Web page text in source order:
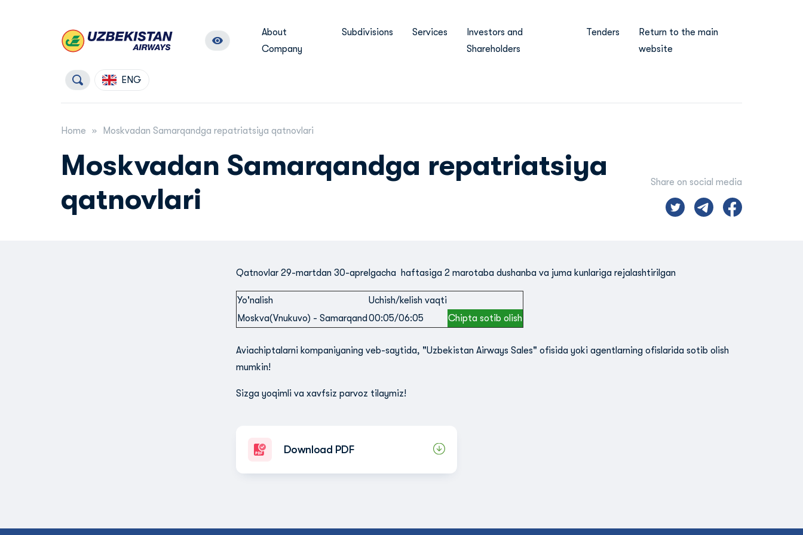
About
Company
Subdivisions Services
Investors and
Shareholders
Tenders
Return to the main
website
ENG
Home Moskvadan Samarqandga repatriatsiya qatnovlari
Moskvadan Samarqandga repatriatsiya
qatnovlari
Share on social media
Qatnovlar 29-martdan 30-aprelgacha haftasiga 2 marotaba dushanba va juma kunlariga rejalashtirilgan
Yo'nalish
Uchish/kelish vaqti
Moskva(Vnukuvo) - Samarqand 00:05/06:05 Chipta sotib olish
Aviachiptalarni kompaniyaning veb-saytida, "Uzbekistan Airways Sales" ofisida yoki agentlarning ofislarida sotib olish
mumkin!
Sizga yoqimli va xavfsiz parvoz tilaymiz!
Download PDF